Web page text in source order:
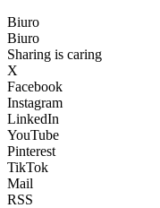
Biuro
Biuro
Sharing is caring
X
Facebook
Instagram
LinkedIn
YouTube
Pinterest
TikTok
Mail
RSS